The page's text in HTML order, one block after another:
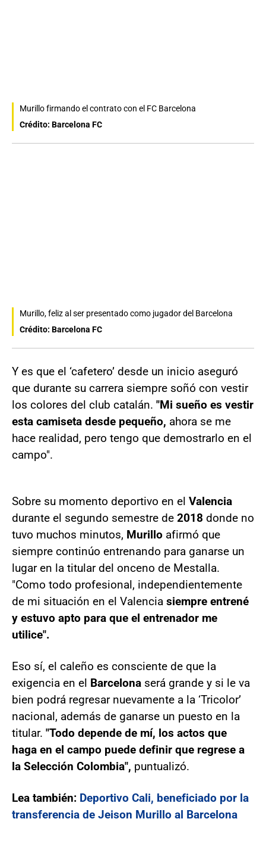
Murillo firmando el contrato con el FC Barcelona
Crédito: Barcelona FC
Murillo, feliz al ser presentado como jugador del Barcelona
Crédito: Barcelona FC
Y es que el ‘cafetero’ desde un inicio aseguró
que durante su carrera siempre soñó con vestir
los colores del club catalán. "Mi sueño es vestir
esta camiseta desde pequeño, ahora se me
hace realidad, pero tengo que demostrarlo en el
campo".
Sobre su momento deportivo en el Valencia
durante el segundo semestre de 2018 donde no
tuvo muchos minutos, Murillo afirmó que
siempre continúo entrenando para ganarse un
lugar en la titular del onceno de Mestalla.
"Como todo profesional, independientemente
de mi situación en el Valencia siempre entrené
y estuvo apto para que el entrenador me
utilice".
Eso sí, el caleño es consciente de que la
exigencia en el Barcelona será grande y si le va
bien podrá regresar nuevamente a la ‘Tricolor’
nacional, además de ganarse un puesto en la
titular. "Todo depende de mí, los actos que
haga en el campo puede definir que regrese a
la Selección Colombia", puntualizó.
Lea también: Deportivo Cali, beneficiado por la
transferencia de Jeison Murillo al Barcelona